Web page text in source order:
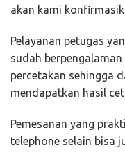
akan kami
Pelayanan petugas
sudah
percetakan sehingga
mendapatkan hasil
Pemesanan yang
telephone selain bisa